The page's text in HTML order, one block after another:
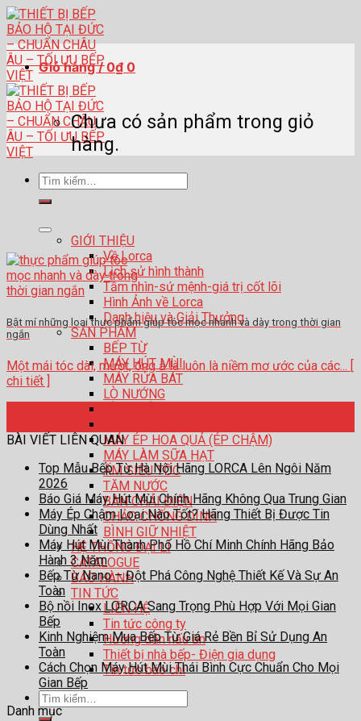
Skip
to
content
Tìm
kiếm:
GIỚI THIỆU
Về Lorca
Lịch sử hình thành
Tầm nhìn-sứ mệnh-giá trị cốt lõi
Hình Ảnh về Lorca
Danh hiệu và Giải Thưởng
SẢN PHẨM
BẾP TỪ
MÁY HÚT MÙI
MÁY RỬA BÁT
LÒ NƯỚNG
MÁY ÉP HOA QUẢ (ÉP CHẬM)
MÁY LÀM SỮA HẠT
ẤM SIÊU TỐC
TĂM NƯỚC
BÀN CHẢI ĐIỆN
CHẢO CHỐNG DÍNH
BÌNH GIỮ NHIỆT
HỆ THỐNG ĐẠI LÍ
CATALOGUE
BẢO HÀNH
TIN TỨC
LIÊN HỆ
Tin tức công ty
Hướng dẫn nấu ăn
Thiết bị nhà bếp- Điện gia dụng
Tin tức báo chí
Tìm
kiếm:
Giỏ hàng /0₫ 0
Chưa có sản phẩm trong giỏ
hàng.
Bật mí những loại thực phẩm giúp tóc mọc nhanh và dày trong thời gian
ngắn
Một mái tóc dài, mượt, óng ả là luôn là niềm mơ ước của các... [
chi tiết ]
BÀI VIẾT LIÊN QUAN
Top Mẫu Bếp Từ Hà Nội Hãng LORCA Lên Ngôi Năm
2026
Báo Giá Máy Hút Mùi Chính Hãng Không Qua Trung Gian
Máy Ép Chậm Loại Nào Tốt? Hãng Thiết Bị Được Tin
Dùng Nhất
Máy Hút Mùi Thành Phố Hồ Chí Minh Chính Hãng Bảo
Hành 3 Năm
Bếp Từ Nano – Đột Phá Công Nghệ Thiết Kế Và Sự An
Toàn
Bộ nồi Inox LORCA Sang Trọng Phù Hợp Với Mọi Gian
Bếp
Kinh Nghiệm Mua Bếp Từ Giá Rẻ Bền Bỉ Sử Dụng An
Toàn
Cách Chọn Máy Hút Mùi Thái Bình Cực Chuẩn Cho Mọi
Gian Bếp
Danh mục